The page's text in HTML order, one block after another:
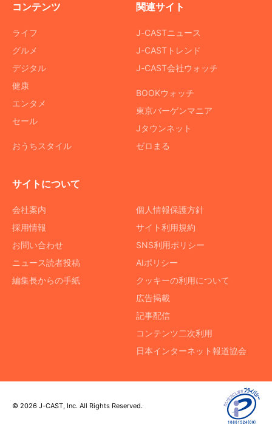
コンテンツ
ライフ
グルメ
デジタル
健康
エンタメ
セール
おうちスタイル
関連サイト
J-CASTニュース
J-CASTトレンド
J-CAST会社ウォッチ
BOOKウォッチ
東京バーゲンマニア
Jタウンネット
ゼロまる
サイトについて
会社案内
採用情報
お問い合わせ
ニュース読者投稿
編集長からの手紙
個人情報保護方針
サイト利用規約
SNS利用ポリシー
AIポリシー
クッキーの利用について
広告掲載
記事配信
コンテンツ二次利用
日本インターネット報道協会
© 2026 J-CAST, Inc. All Rights Reserved.